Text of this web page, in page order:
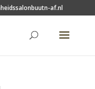
af.nl